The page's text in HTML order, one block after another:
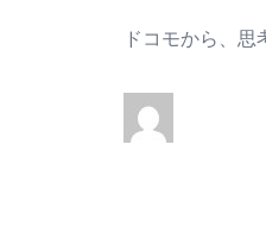
ドコモから、